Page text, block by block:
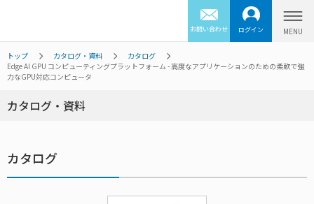
お問い合わせ ログイン
トップ カタログ・資料
カタログ
Edge AI GPU コンピューティングプラットフォーム - 高度なアプリケーションのための柔軟で強
力なGPU対応コンピュータ
カタログ・資料
カタログ